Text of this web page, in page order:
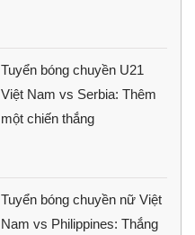
Tuyển bóng chuyền U21
Việt Nam vs Serbia: Thêm
một chiến thắng
Tuyển bóng chuyền nữ Việt
Nam vs Philippines: Thắng